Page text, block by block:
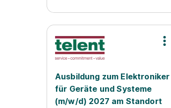
Ausbildung zum Elektroniker
für Geräte und Systeme
(m/w/d) 2027 am Standort